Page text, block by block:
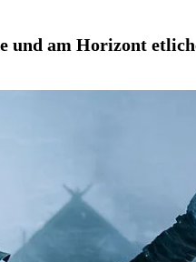
und am Horizont